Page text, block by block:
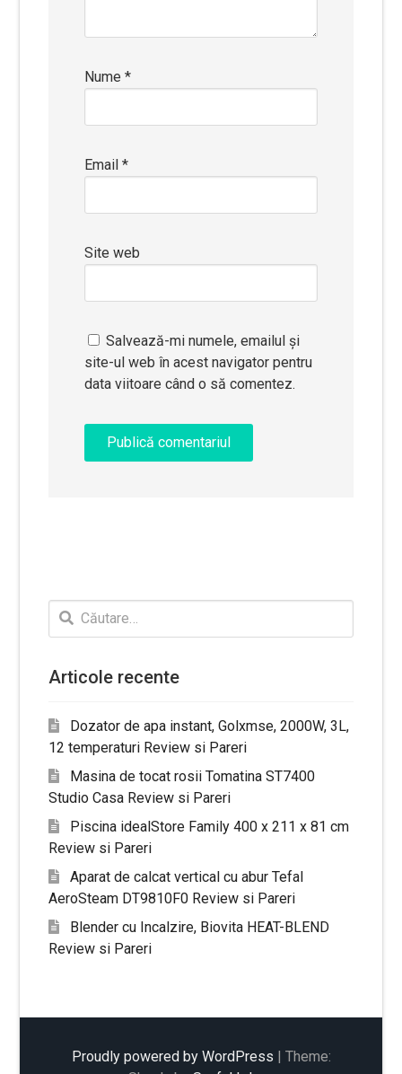
Nume*
Email*
Site web
Salvează-mi numele, emailul și
site-ul web în acest navigator pentru
data viitoare când o să comentez.
Caută
după:
Articole recente
Dozator de apa instant, Golxmse, 2000W, 3L,
12 temperaturi Review si Pareri
Masina de tocat rosii Tomatina ST7400
Studio Casa Review si Pareri
Piscina idealStore Family 400 x 211 x 81 cm
Review si Pareri
Aparat de calcat vertical cu abur Tefal
AeroSteam DT9810F0 Review si Pareri
Blender cu Incalzire, Biovita HEAT-BLEND
Review si Pareri
Proudly powered by WordPress | Theme: